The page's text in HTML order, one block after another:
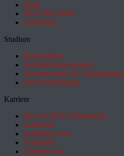
Shop
ZEIT BÜCHER
Geschenke
Studium
HeyStudium
Studium-Interessentest
Suchmaschine für Studiengänge
Hochschulranking
Karriere
Jobs im ZEIT Stellenmarkt
academics
academics.com
GoodJobs
e-fellows.net